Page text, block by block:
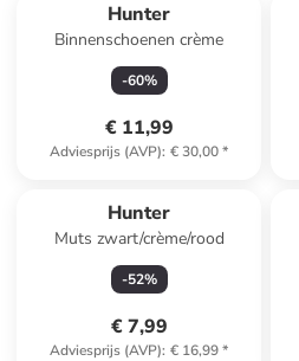
Hunter
Binnenschoenen crème
-60%
€ 11,99
Adviesprijs (AVP): € 30,00*
Hunter
Muts zwart/crème/rood
-52%
€ 7,99
Adviesprijs (AVP): € 16,99*